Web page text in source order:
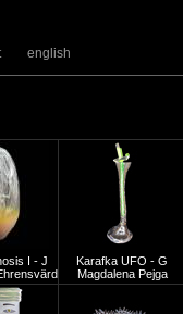
english
I - J
Karafka UFO - G
Magdalena Pejga